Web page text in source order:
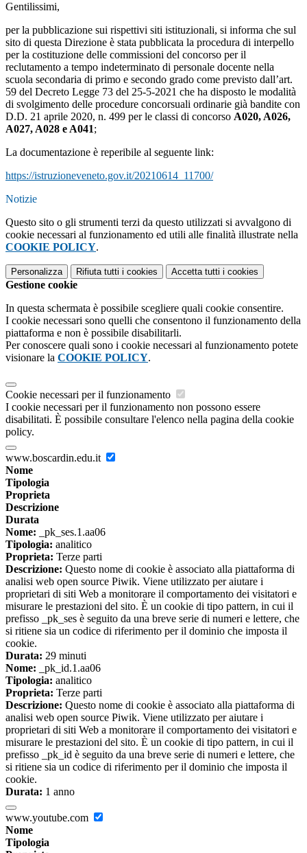
Gentilissimi,
per la pubblicazione sui rispettivi siti istituzionali, si informa che sul
sito di questa Direzione è stata pubblicata la procedura di interpello
per la costituzione delle commissioni del concorso per il
reclutamento a tempo indeterminato di personale docente nella
scuola secondaria di primo e secondo grado come previsto dall’art.
59 del Decreto Legge 73 del 25-5-2021 che ha disposto le modalità
di svolgimento delle procedure concorsuali ordinarie già bandite con
D.D. 21 aprile 2020, n. 499 per le classi di concorso A020, A026,
A027, A028 e A041;
La documentazione è reperibile al seguente link:
https://istruzioneveneto.gov.it/20210614_11700/
Notizie
Questo sito o gli strumenti terzi da questo utilizzati si avvalgono di
cookie necessari al funzionamento ed utili alle finalità illustrate nella
COOKIE POLICY.
Personalizza Rifiuta tutti i cookies Accetta tutti i cookies
Gestione cookie
In questa schermata è possibile scegliere quali cookie consentire.
I cookie necessari sono quelli che consentono il funzionamento della
piattaforma e non è possibile disabilitarli.
Per conoscere quali sono i cookie necessari al funzionamento potete
visionare la COOKIE POLICY.
Cookie necessari per il funzionamento
I cookie necessari per il funzionamento non possono essere
disabilitati. È possibile consultare l'elenco nella pagina della cookie
policy.
www.boscardin.edu.it
Nome
Tipologia
Proprieta
Descrizione
Durata
Nome: _pk_ses.1.aa06
Tipologia: analitico
Proprieta: Terze parti
Descrizione: Questo nome di cookie è associato alla piattaforma di
analisi web open source Piwik. Viene utilizzato per aiutare i
proprietari di siti Web a monitorare il comportamento dei visitatori e
misurare le prestazioni del sito. È un cookie di tipo pattern, in cui il
prefisso _pk_ses è seguito da una breve serie di numeri e lettere, che
si ritiene sia un codice di riferimento per il dominio che imposta il
cookie.
Durata: 29 minuti
Nome: _pk_id.1.aa06
Tipologia: analitico
Proprieta: Terze parti
Descrizione: Questo nome di cookie è associato alla piattaforma di
analisi web open source Piwik. Viene utilizzato per aiutare i
proprietari di siti Web a monitorare il comportamento dei visitatori e
misurare le prestazioni del sito. È un cookie di tipo pattern, in cui il
prefisso _pk_id è seguito da una breve serie di numeri e lettere, che
si ritiene sia un codice di riferimento per il dominio che imposta il
cookie.
Durata: 1 anno
www.youtube.com
Nome
Tipologia